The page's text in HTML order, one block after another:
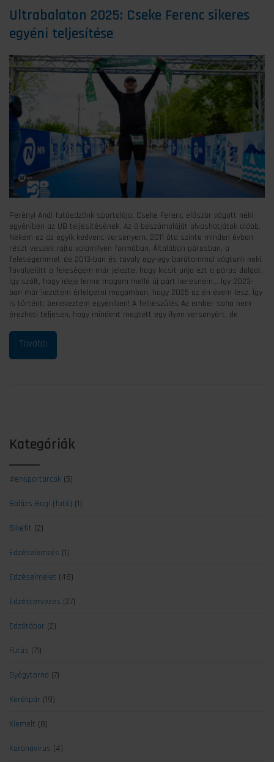
Ultrabalaton 2025: Cseke Ferenc sikeres
egyéni teljesítése
Perényi Andi futóedzőnk sportolója, Cseke Ferenc először vágott neki
egyéniben az UB teljesítésének. Az ő beszámolóját olvashatjátok alább.
Nekem ez az egyik kedvenc versenyem. 2011 óta szinte minden évben
részt veszek rajta valamilyen formában. Általában párosban, a
feleségemmel, de 2013-ban és tavaly egy-egy barátommal vágtunk neki.
Tavalyelőtt a feleségem már jelezte, hogy kicsit unja ezt a páros dolgot,
így szólt, hogy ideje lenne magam mellé új párt keresnem… Így 2023-
ban már kezdtem érlelgetni magamban, hogy 2025 az én évem lesz. Így
is történt: beneveztem egyéniben! A felkészülés Az ember soha nem
érezheti teljesen, hogy mindent megtett egy ilyen versenyért, de
Kategóriák
#ensportarcok (5)
Balázs Bogi (futó) (1)
Bikefit (2)
Edzéselemzés (1)
Edzéselmélet (48)
Edzéstervezés (27)
Edzőtábor (2)
Futás (71)
Gyógytorna (7)
Kerékpár (19)
Kiemelt (8)
Koronavírus (4)